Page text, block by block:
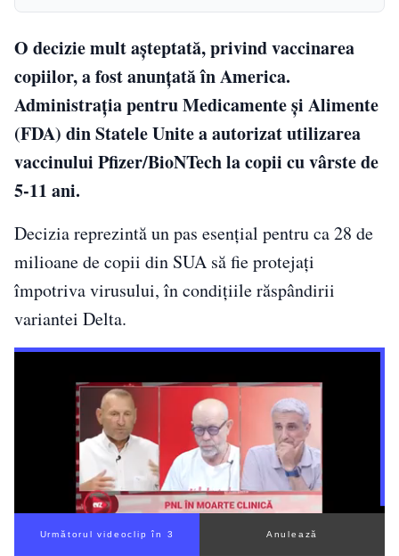
O decizie mult așteptată, privind vaccinarea
copiilor, a fost anunțată în America.
Administraţia pentru Medicamente şi Alimente
(FDA) din Statele Unite a autorizat utilizarea
vaccinului Pfizer/BioNTech la copii cu vârste de
5-11 ani.
Decizia reprezintă un pas esențial pentru ca 28 de
milioane de copii din SUA să fie protejați
împotriva virusului, în condițiile răspândirii
variantei Delta.
Următorul videoclip în 3 Anulează